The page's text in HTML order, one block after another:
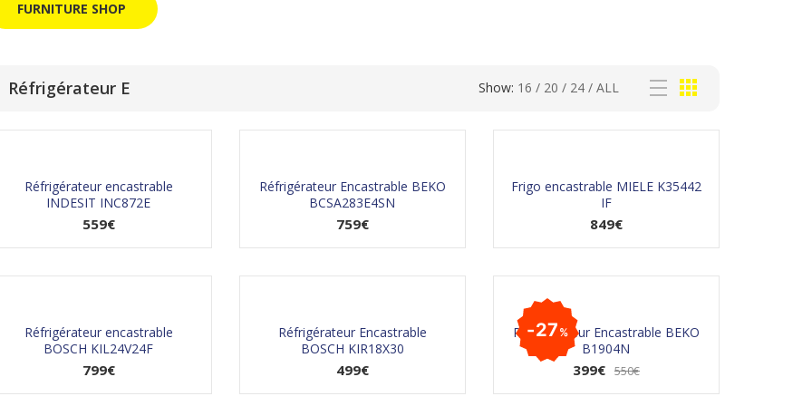
FURNITURE SHOP
Réfrigérateur E Show: 16 / 20 / 24 / ALL
Réfrigérateur encastrable
INDESIT INC872E
559€
Réfrigérateur Encastrable BEKO
BCSA283E4SN
759€
Frigo encastrable MIELE K35442
IF
849€
Réfrigérateur encastrable
BOSCH KIL24V24F
799€
Réfrigérateur Encastrable
BOSCH KIR18X30
499€
27%
Réfrigérateur Encastrable BEKO
B1904N
550€L
e
399€
L
e